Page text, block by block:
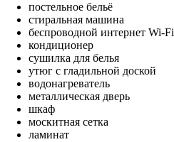
постельное бельё
стиральная машина
беспроводной интернет Wi-Fi
кондиционер
сушилка для белья
утюг с гладильной доской
водонагреватель
металлическая дверь
шкаф
москитная сетка
ламинат